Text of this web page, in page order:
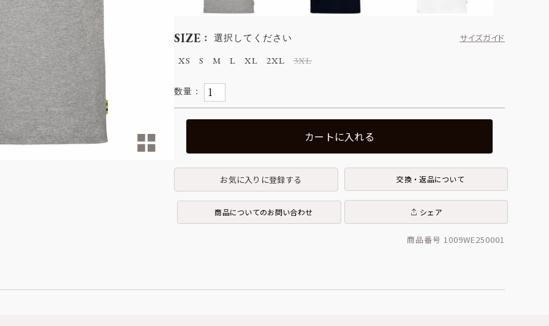
グレー
SIZE 選択してください
サイズガイド
XS
S M L XL 2XL 3XL
カートに入れる
お気に入りに登録する 交換・返品について
商品についてのお問い合わせ シェア
商品番号 1009WE250001